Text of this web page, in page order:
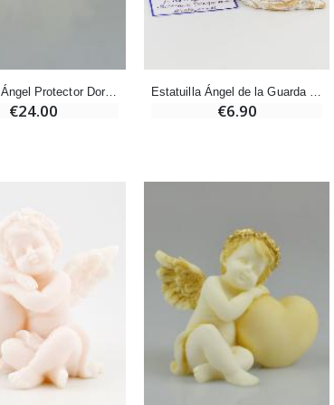
€15.00 €12.00
€5.50 €4.95
-25%
€12.90
€130.00
Estatuilla Ángel Protector Dormido en sus Alas - 14 cm
€24.00
Estatuilla Ángel de la Guarda Dormido en sus Alas - 5 cm
€6.90